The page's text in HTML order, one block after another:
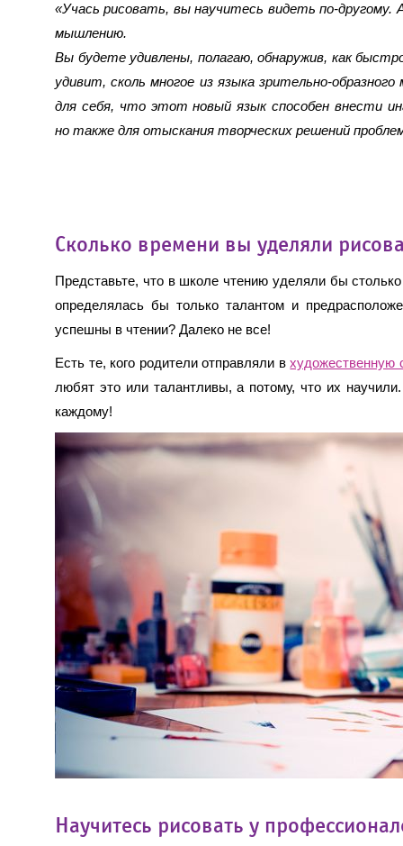
«Учась рисовать, вы научитесь видеть по-
мышлению.
Вы будете удивлены, полагаю, обнаружив, как
удивит, сколь многое из языка зрительно-
для себя, что этот новый язык способен внести
но также для отыскания творческих решений
Сколько времени вы уделяли
Представьте, что в школе чтению уделяли бы
определялась бы только талантом и
успешны в чтении? Далеко не все!
Есть те, кого родители отправляли вхудожественную
любят это или талантливы, а потому, что их
каждому!
Научитесь рисовать у